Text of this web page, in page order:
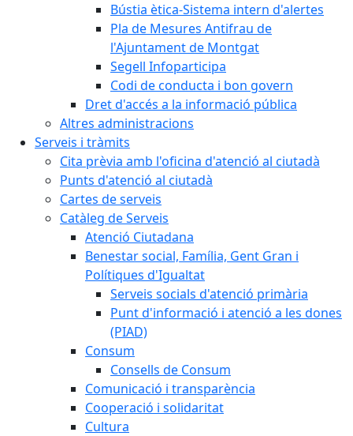
Bústia ètica-Sistema intern d'alertes
Pla de Mesures Antifrau de
l'Ajuntament de Montgat
Segell Infoparticipa
Codi de conducta i bon govern
Dret d'accés a la informació pública
Altres administracions
Serveis i tràmits
Cita prèvia amb l'oficina d'atenció al ciutadà
Punts d'atenció al ciutadà
Cartes de serveis
Catàleg de Serveis
Atenció Ciutadana
Benestar social, Família, Gent Gran i
Polítiques d'Igualtat
Serveis socials d'atenció primària
Punt d'informació i atenció a les dones
(PIAD)
Consum
Consells de Consum
Comunicació i transparència
Cooperació i solidaritat
Cultura